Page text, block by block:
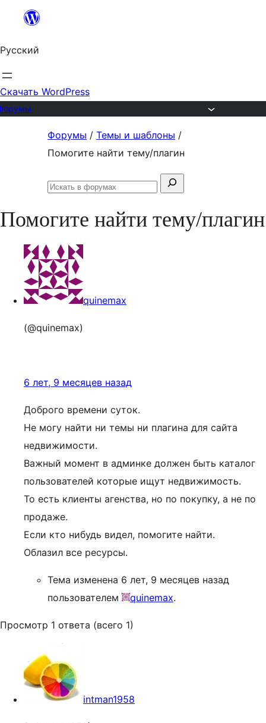
Перейти
содержимому
Русский
Скачать WordPress
Форумы / Темы и шаблоны /
Помогите найти тему/плагин
Поиск:
Искать
форумах
Помогите найти тему/плагин
quinemax
(@quinemax)
6 лет, 9 месяцев назад
Доброго времени суток.
Не могу найти ни темы ни плагина для сайта
недвижимости.
Важный момент в админке должен быть каталог
пользователей которые ищут недвижимость.
То есть клиенты агенства, но по покупку, а не по
продаже.
Если кто нибудь видел, помогите найти.
Облазил все ресурсы.
Тема изменена 6 лет, 9 месяцев назад
пользователем
quinemax.
Просмотр 1 ответа (всего 1)
intman1958